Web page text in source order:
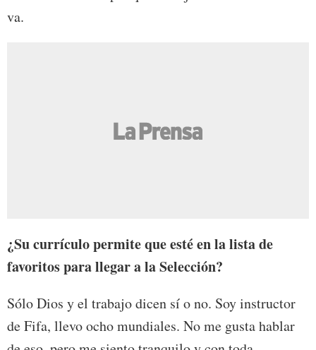
va.
¿Su currículo permite que esté en la lista de
favoritos para llegar a la Selección?
Sólo Dios y el trabajo dicen sí o no. Soy instructor
de Fifa, llevo ocho mundiales. No me gusta hablar